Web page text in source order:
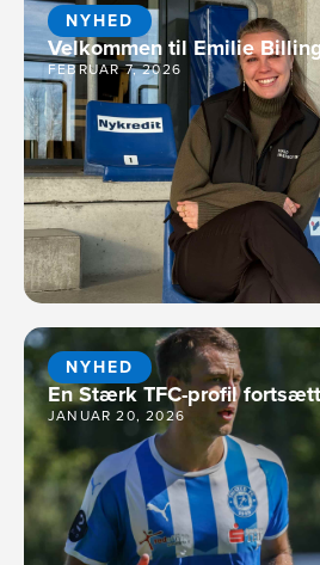
NYHED
Velkommen til Emilie
FEBRUAR 7, 2026
NYHED
En Stærk TFC-profil
JANUAR 20, 2026